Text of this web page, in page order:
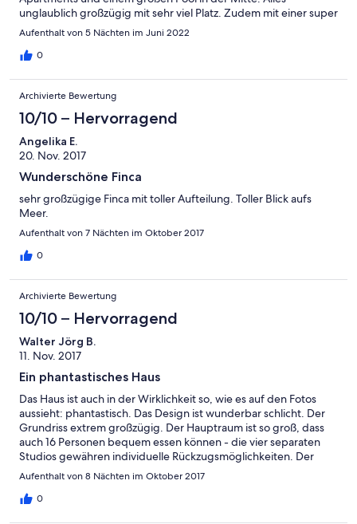
unglaublich großzügig mit sehr viel Platz. Zudem mit einer super
Aussicht insbesondere von der oberen Finca. Die Besitzer haben
unser Catering dort gebucht. Was einfach super war! Wir hatten
Kinder haben sich etwas verfärbt. Uns wurde aber schnell
versucht zu helfen, und wir sind sicher, dass das Problem
dauerhaft gelöst wird. Da alles aber traumhaft war, fällt dies
nichts ins Gewicht. Ja, der Weg ist schon sehr steil aber zu
meistern, auch mit normalen Autos. Dieser Urlaub bleibt
unvergesslich
Aufenthalt von 5 Nächten im Juni 2022
0
Archivierte Bewertung
10/10 – Hervorragend
Angelika E.
20. Nov. 2017
Wunderschöne Finca
sehr großzügige Finca mit toller Aufteilung. Toller Blick aufs
Meer.
Aufenthalt von 7 Nächten im Oktober 2017
0
Archivierte Bewertung
10/10 – Hervorragend
Walter Jörg B.
11. Nov. 2017
Ein phantastisches Haus
Das Haus ist auch in der Wirklichkeit so, wie es auf den Fotos
aussieht: phantastisch. Das Design ist wunderbar schlicht. Der
Grundriss extrem großzügig. Der Hauptraum ist so groß, dass
auch 16 Personen bequem essen können - die vier separaten
Studios gewähren individuelle Rückzugsmöglichkeiten. Der
Korridor, der diese Studios vom Hauptraum trennt, schluckt viel
Küche erlaubt ein Miteinander von mehreren Personen. Ein
Aufenthalt von 8 Nächten im Oktober 2017
0